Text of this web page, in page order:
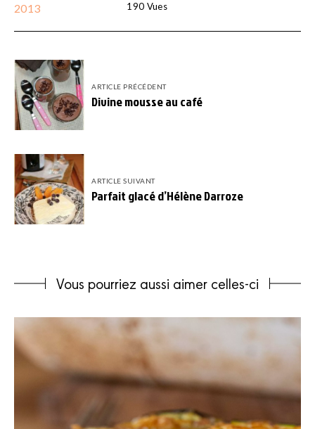
2013 190 Vues
ARTICLE PRÉCÉDENT
Divine mousse au café
ARTICLE SUIVANT
Parfait glacé d’Hélène Darroze
Vous pourriez aussi aimer celles-ci